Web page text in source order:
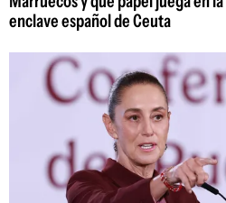
enclave español de Ceuta